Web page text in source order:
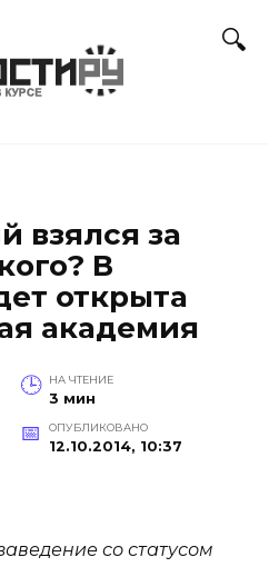
взялся за
В
открыта
академия
НА ЧТЕНИЕ
3 мин
ОПУБЛИКОВАНО
12.10.2014, 10:37
со статусом